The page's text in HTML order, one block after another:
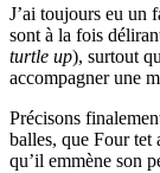
J’ai toujours eu un
sont à la fois
turtle up), surtout
accompagner une
Précisons
balles, que Four tet
qu’il emmène son